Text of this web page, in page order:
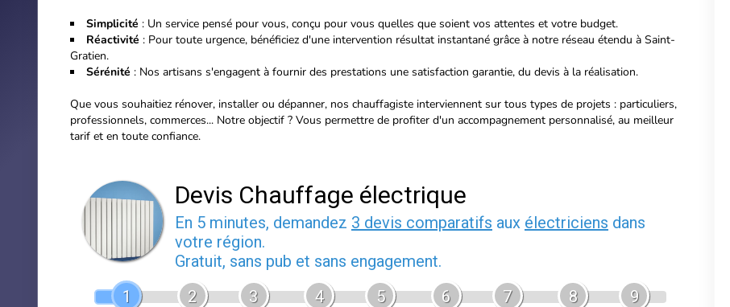
Simplicité : Un service pensé pour vous, conçu pour vous quelles que soient vos attentes et votre budget.
Réactivité : Pour toute urgence, bénéficiez d'une intervention résultat instantané grâce à notre réseau étendu à Saint-
Gratien.
Sérénité : Nos artisans s'engagent à fournir des prestations une satisfaction garantie, du devis à la réalisation.
Que vous souhaitiez rénover, installer ou dépanner, nos chauffagiste interviennent sur tous types de projets : particuliers,
professionnels, commerces... Notre objectif ? Vous permettre de profiter d'un accompagnement personnalisé, au meilleur
tarif et en toute confiance.
Devis Chauffage électrique
En 5 minutes, demandez 3 devis comparatifs aux électriciens dans
votre région.
Gratuit, sans pub et sans engagement.
1
2 3 4 5 6 7 8 9